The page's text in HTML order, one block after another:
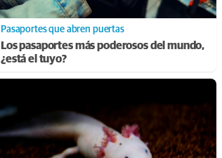
Pasaportes que abren puertas
Los pasaportes más poderosos del mundo,
¿está el tuyo?